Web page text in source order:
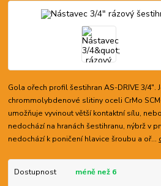
Gola ořech profil šestihran AS-DRIVE 3/4".
chrommolybdenové slitiny oceli CrMo
umožňuje vyvinout větší kontaktní sílu,
nedochází na hranách šestihranu, nýbrž v
nedochází k poničení hlavice šroubu a oř...
Dostupnost méně než 6